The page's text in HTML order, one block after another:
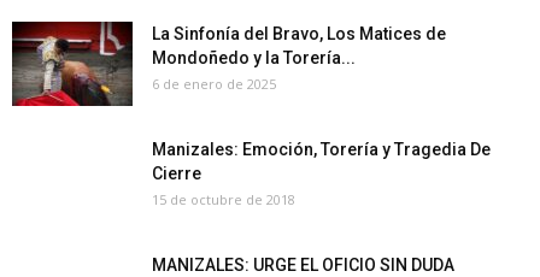
La Sinfonía del Bravo, Los Matices de
Mondoñedo y la Torería...
6 de enero de 2025
Manizales: Emoción, Torería y Tragedia De
Cierre
15 de octubre de 2018
MANIZALES: URGE EL OFICIO SIN DUDA